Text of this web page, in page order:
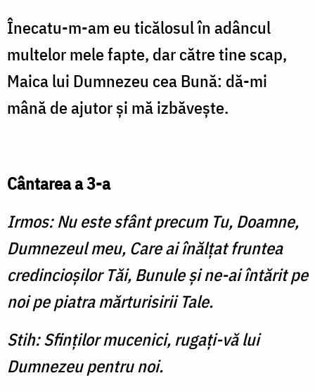
Înecatu-m-am eu ticălosul în adâncul
multelor mele fapte, dar către tine scap,
Maica lui Dumnezeu cea Bună: dă-mi
mână de ajutor şi mă izbăveşte.
Cântarea a 3-a
Irmos: Nu este sfânt precum Tu, Doamne,
Dumnezeul meu, Care ai înălţat fruntea
credincioşilor Tăi, Bunule şi ne-ai întărit pe
noi pe piatra mărturisirii Tale.
Stih: Sfinţilor mucenici, rugaţi-vă lui
Dumnezeu pentru noi.